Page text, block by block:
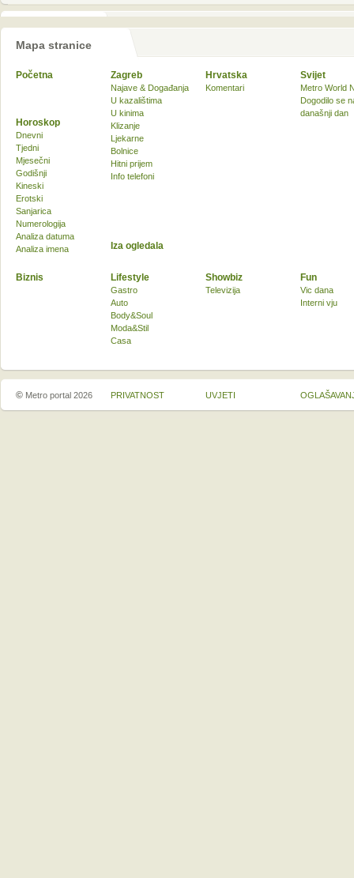
Mapa stranice
Početna Zagreb
Najave & Događanja
U kazalištima
U kinima
Klizanje
Ljekarne
Bolnice
Hitni prijem
Info telefoni
Hrvatska
Komentari
Svijet
Metro World
Dogodilo se
današnji dan
Biznis Lifestyle
Gastro
Auto
Body&Soul
Moda&Stil
Casa
Showbiz
Televizija
Fun
Vic dana
Interni vju
Horoskop
Dnevni
Tjedni
Mjesečni
Godišnji
Kineski
Erotski
Sanjarica
Numerologija
Analiza datuma
Analiza imena
Iza ogledala
© Metro portal 2026 PRIVATNOST UVJETI